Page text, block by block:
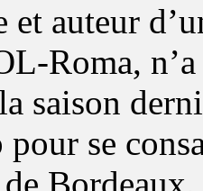
et auteur
Roma,
saison
pour se